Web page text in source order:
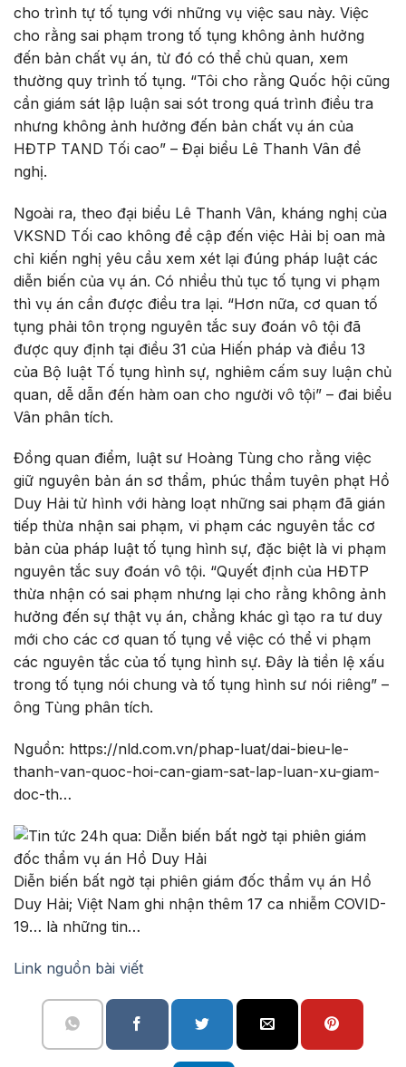
cho trình tự tố tụng với những vụ việc sau này. Việc
cho rằng sai phạm trong tố tụng không ảnh hưởng
đến bản chất vụ án, từ đó có thể chủ quan, xem
thường quy trình tố tụng. “Tôi cho rằng Quốc hội cũng
cần giám sát lập luận sai sót trong quá trình điều tra
nhưng không ảnh hưởng đến bản chất vụ án của
HĐTP TAND Tối cao” – Đại biểu Lê Thanh Vân đề
nghị.
Ngoài ra, theo đại biểu Lê Thanh Vân, kháng nghị của
VKSND Tối cao không đề cập đến việc Hải bị oan mà
chỉ kiến nghị yêu cầu xem xét lại đúng pháp luật các
diễn biến của vụ án. Có nhiều thủ tục tố tụng vi phạm
thì vụ án cần được điều tra lại. “Hơn nữa, cơ quan tố
tụng phải tôn trọng nguyên tắc suy đoán vô tội đã
được quy định tại điều 31 của Hiến pháp và điều 13
của Bộ luật Tố tụng hình sự, nghiêm cấm suy luận chủ
quan, dễ dẫn đến hàm oan cho người vô tội” – đai biểu
Vân phân tích.
Đồng quan điểm, luật sư Hoàng Tùng cho rằng việc
giữ nguyên bản án sơ thẩm, phúc thẩm tuyên phạt Hồ
Duy Hải tử hình với hàng loạt những sai phạm đã gián
tiếp thừa nhận sai phạm, vi phạm các nguyên tắc cơ
bản của pháp luật tố tụng hình sự, đặc biệt là vi phạm
nguyên tắc suy đoán vô tội. “Quyết định của HĐTP
thừa nhận có sai phạm nhưng lại cho rằng không ảnh
hưởng đến sự thật vụ án, chẳng khác gì tạo ra tư duy
mới cho các cơ quan tố tụng về việc có thể vi phạm
các nguyên tắc của tố tụng hình sự. Đây là tiền lệ xấu
trong tố tụng nói chung và tố tụng hình sư nói riêng” –
ông Tùng phân tích.
Nguồn: https://nld.com.vn/phap-luat/dai-bieu-le-
thanh-van-quoc-hoi-can-giam-sat-lap-luan-xu-giam-
doc-th…
Diễn biến bất ngờ tại phiên giám đốc thẩm vụ án Hồ
Duy Hải; Việt Nam ghi nhận thêm 17 ca nhiễm COVID-
19… là những tin…
Link nguồn bài viết